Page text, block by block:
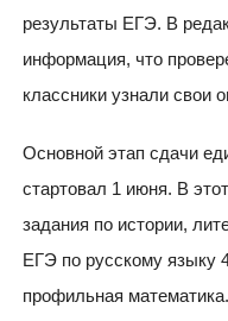
результаты ЕГЭ. В
информация, что
классники узнали свои
Основной этап сдачи
стартовал 1 июня. В
задания по истории,
ЕГЭ по русскому языку
профильная